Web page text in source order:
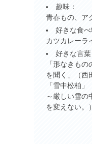
趣味：
青春もの、ア
好きな食べ
カツカレーラ
好きな言葉
「形なきも
を聞く」（西
「雪中松柏
～厳しい雪の
を変えない。）